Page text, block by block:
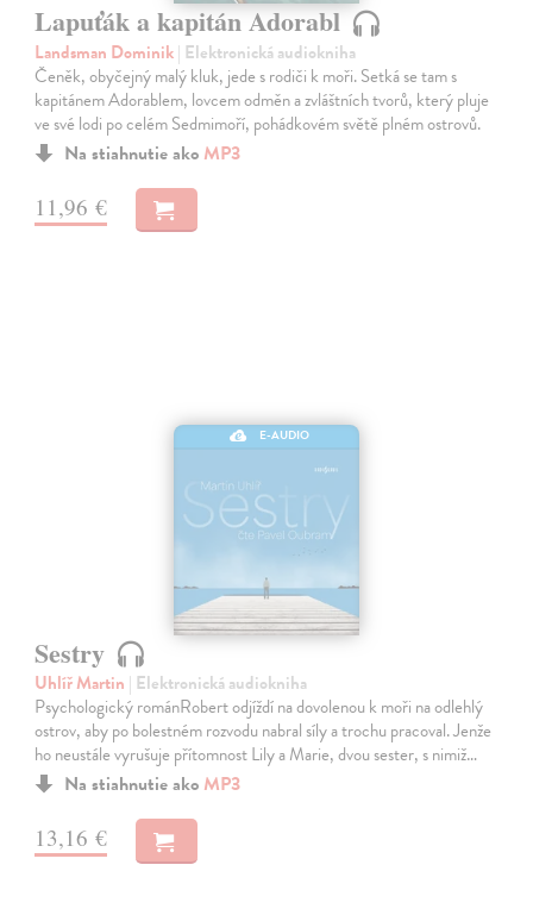
Lapuťák a kapitán Adorabl
Landsman Dominik| Elektronická audiokniha
Čeněk, obyčejný malý kluk, jede s rodiči k moři. Setká se tam s
kapitánem Adorablem, lovcem odměn a zvláštních tvorů, který pluje
ve své lodi po celém Sedmimoří, pohádkovém světě plném ostrovů.
Na stiahnutie ako MP3
11,96 €
E-AUDIO
Sestry
Uhlíř Martin | Elektronická audiokniha
Psychologický románRobert odjíždí na dovolenou k moři na odlehlý
ostrov, aby po bolestném rozvodu nabral síly a trochu pracoval. Jenže
ho neustále vyrušuje přítomnost Lily a Marie, dvou sester, s nimiž…
Na stiahnutie ako MP3
13,16 €